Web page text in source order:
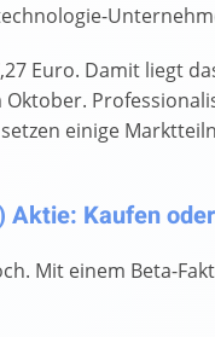
Euro. Damit liegt
einige
Aktie: Kaufen
Mit einem Beta-